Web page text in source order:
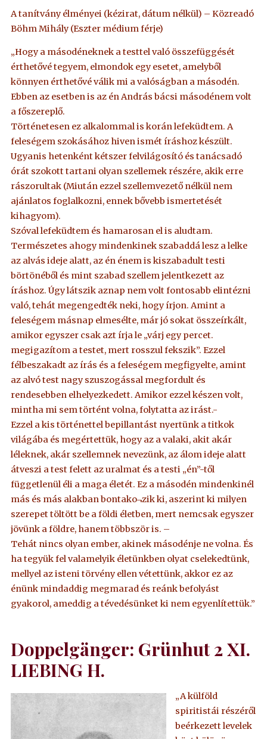
A tanítvány élményei (kézirat, dátum nélkül) – Közreadó
Böhm Mihály (Eszter médium férje)
„Hogy a másodéneknek a testtel való összefüggését
érthetővé tegyem, elmondok egy esetet, amelyből
könnyen érthetővé válik mi a valóságban a másodén.
Ebben az esetben is az én András bácsi másodénem volt
a főszereplő.
Történetesen ez alkalommal is korán lefeküdtem. A
feleségem szokásához hiven ismét íráshoz készült.
Ugyanis hetenként kétszer felvilágosító és tanácsadó
órát szokott tartani olyan szellemek részére, akik erre
rászorultak (Miután ezzel szellemvezető nélkül nem
ajánlatos foglalkozni, ennek bővebb ismertetését
kihagyom).
Szóval lefeküdtem és hamarosan el is aludtam.
Természetes ahogy mindenkinek szabaddá lesz a lelke
az alvás ideje alatt, az én énem is kiszabadult testi
börtönéből és mint szabad szellem jelentkezett az
íráshoz. Úgy látszik aznap nem volt fontosabb elintézni
való, tehát megengedték neki, hogy írjon. Amint a
feleségem másnap elmesélte, már jó sokat összeírkált,
amikor egyszer csak azt írja le „várj egy percet.
megigazítom a testet, mert rosszul fekszik”. Ezzel
félbeszakadt az írás és a feleségem megfigyelte, amint
az alvó test nagy szuszogással megfordult és
rendesebben elhelyezkedett. Amikor ezzel készen volt,
mintha mi sem történt volna, folytatta az irást.-
Ezzel a kis történettel bepillantást nyertünk a titkok
világába és megértettük, hogy az a valaki, akit akár
léleknek, akár szellemnek nevezünk, az álom ideje alatt
átveszi a test felett az uralmat és a testi „én”-től
függetlenül éli a maga életét. Ez a másodén mindenkinél
más és más alakban bontako¬zik ki, aszerint ki milyen
szerepet töltött be a földi életben, mert nemcsak egyszer
jövünk a földre, hanem többször is. –
Tehát nincs olyan ember, akinek másodénje ne volna. És
ha tegyük fel valamelyik életünkben olyat cselekedtünk,
mellyel az isteni törvény ellen vétettünk, akkor ez az
énünk mindaddig megmarad és reánk befolyást
gyakorol, ameddig a tévedésünket ki nem egyenlítettük.”
Doppelgänger: Grünhut 2 XI.
LIEBING H.
„A külföld
spiritistái részéről
beérkezett levelek